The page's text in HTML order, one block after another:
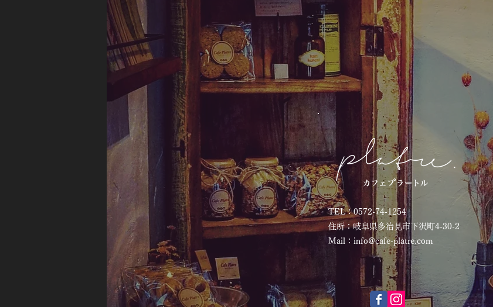
TEL：0572-74-1254​
住所：岐阜県多治見市下沢町4-30-2
Mail： info@cafe-platre.com